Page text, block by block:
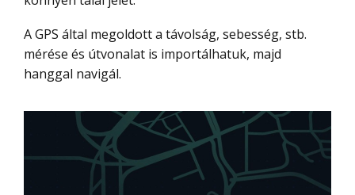
A GPS által megoldott a távolság, sebesség, stb.
mérése és útvonalat is importálhatuk, majd
hanggal navigál.